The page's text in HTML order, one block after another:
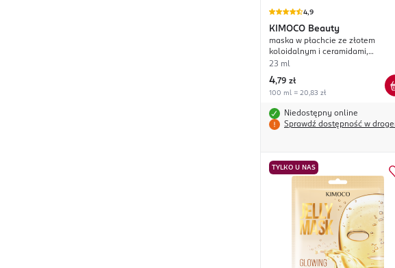
4,9
KIMOCO Beauty
maska w płachcie ze złotem
koloidalnym i ceramidami,
rewitalizująco-ujędrniająca
23 ml
4,79 zł
100 ml = 20,83 zł
Niedostępny online
Sprawdź dostępność w
TYLKO U NAS